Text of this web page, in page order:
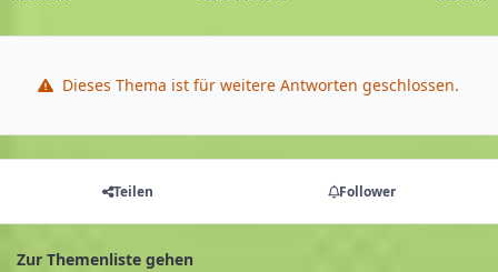
Dieses Thema ist für weitere Antworten geschlossen.
Teilen Follower
Zur Themenliste gehen